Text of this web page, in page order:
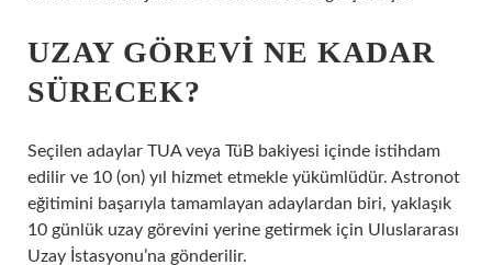
UZAY GÖREVI NE KADAR
SÜRECEK?
Seçilen adaylar TUA veya TüB bakiyesi içinde istihdam
edilir ve 10 (on) yıl hizmet etmekle yükümlüdür. Astronot
eğitimini başarıyla tamamlayan adaylardan biri, yaklaşık
10 günlük uzay görevini yerine getirmek için Uluslararası
Uzay İstasyonu’na gönderilir.